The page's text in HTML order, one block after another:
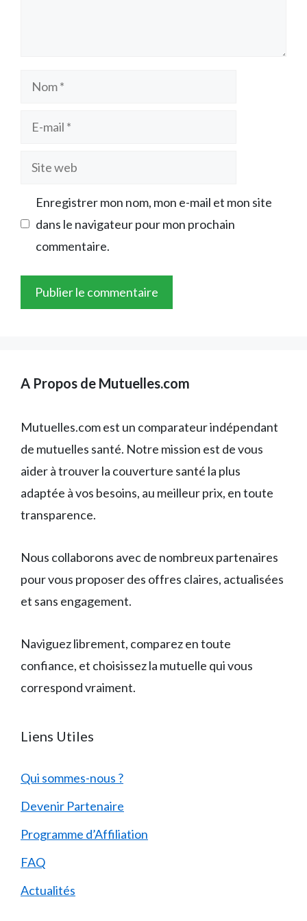
Nom
Site
Enregistrer mon nom, mon e-mail et mon site
dans le navigateur pour mon prochain
commentaire.
A Propos de Mutuelles.com
Mutuelles.com est un comparateur indépendant
de mutuelles santé. Notre mission est de vous
aider à trouver la couverture santé la plus
adaptée à vos besoins, au meilleur prix, en toute
transparence.
Nous collaborons avec de nombreux partenaires
pour vous proposer des offres claires, actualisées
et sans engagement.
Naviguez librement, comparez en toute
confiance, et choisissez la mutuelle qui vous
correspond vraiment.
Liens Utiles
Qui sommes-nous ?
Devenir Partenaire
Programme d’Affiliation
FAQ
Actualités